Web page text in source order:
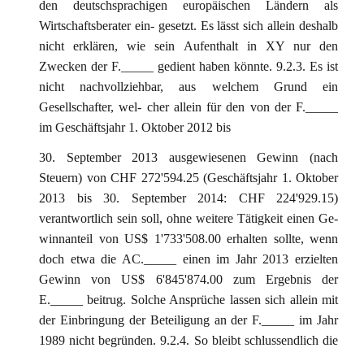
den deutschsprachigen europäischen Ländern als
Wirtschaftsberater ein- gesetzt. Es lässt sich allein deshalb
nicht erklären, wie sein Aufenthalt in XY nur den
Zwecken der F._____ gedient haben könnte. 9.2.3. Es ist
nicht nachvollziehbar, aus welchem Grund ein
Gesellschafter, wel- cher allein für den von der F._____
im Geschäftsjahr 1. Oktober 2012 bis
30. September 2013 ausgewiesenen Gewinn (nach
Steuern) von CHF 272'594.25 (Geschäftsjahr 1. Oktober
2013 bis 30. September 2014: CHF 224'929.15)
verantwortlich sein soll, ohne weitere Tätigkeit einen Ge-
winnanteil von US$ 1'733'508.00 erhalten sollte, wenn
doch etwa die AC._____ einen im Jahr 2013 erzielten
Gewinn von US$ 6'845'874.00 zum Ergebnis der
E._____ beitrug. Solche Ansprüche lassen sich allein mit
der Einbringung der Beteiligung an der F._____ im Jahr
1989 nicht begründen. 9.2.4. So bleibt schlussendlich die